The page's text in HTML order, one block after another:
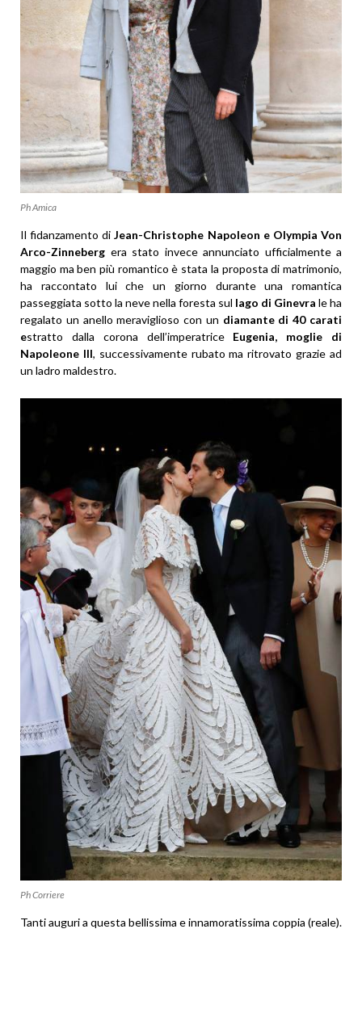
Ph Amica
Il fidanzamento diJean-Christophe Napoleon e Olympia Von
Arco-Zinneberg era stato invece annunciato ufficialmente a
maggio ma ben più romantico è stata la proposta di matrimonio,
ha raccontato lui che un giorno durante una romantica
passeggiata sotto la neve nella foresta sul lago di Ginevra le ha
regalato un anello meraviglioso con un diamante di 40 carati
estratto dalla corona dell’imperatriceEugenia, moglie di
Napoleone III, successivamente rubato ma ritrovato grazie ad
un ladro maldestro.
Ph Corriere
Tanti auguri a questa bellissima e innamoratissima coppia (reale).